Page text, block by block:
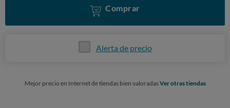
Comprar
Alerta de precio
Mejor precio en Internet de tiendas bien valoradasVer otras tiendas